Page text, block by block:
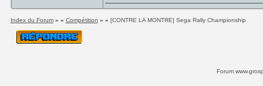
Index du Forum» » Compétition » » [CONTRE LA MONTRE] Sega Rally Championship
Forum